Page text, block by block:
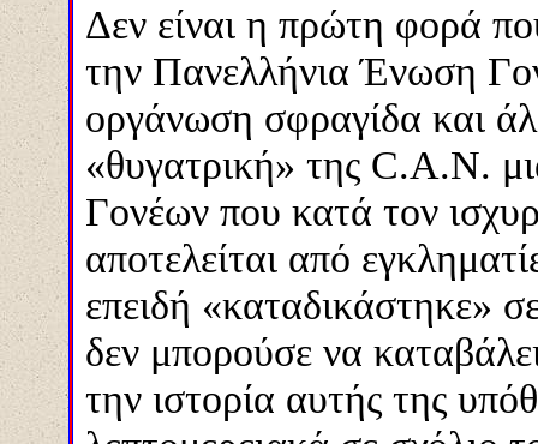
Δεν είναι η πρώτη φορά
την Πανελλήνια Ένωση
οργάνωση σφραγίδα και
«θυγατρική» της C.Α.Ν.
Γονέων που κατά τον
αποτελείται από
επειδή «καταδικάστηκε»
δεν μπορούσε να
την ιστορία αυτής της